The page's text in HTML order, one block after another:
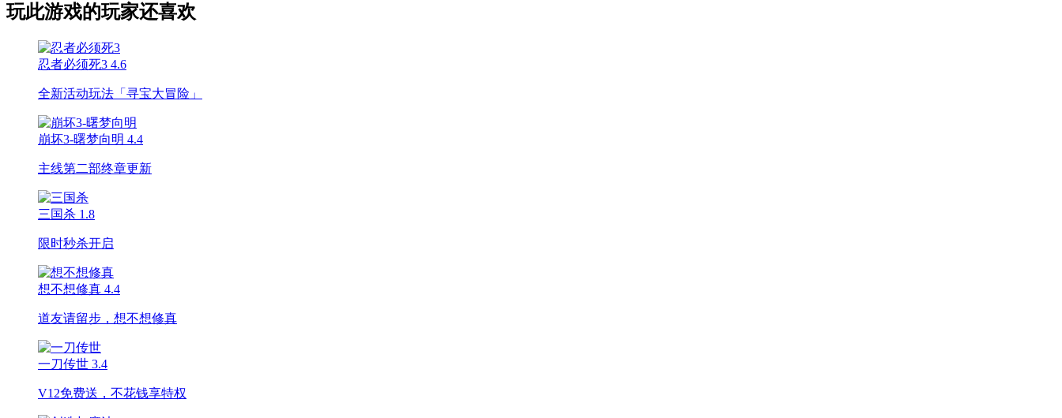
玩此游戏的玩家还喜欢
忍者必须死3 4.6
全新活动玩法「寻宝大冒险」
崩坏3-曙梦向明 4.4
主线第二部终章更新
三国杀 1.8
限时秒杀开启
想不想修真 4.4
道友请留步，想不想修真
一刀传世 3.4
V12免费送，不花钱享特权